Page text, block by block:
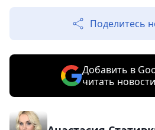
Поделитесь
Добавить в
читать